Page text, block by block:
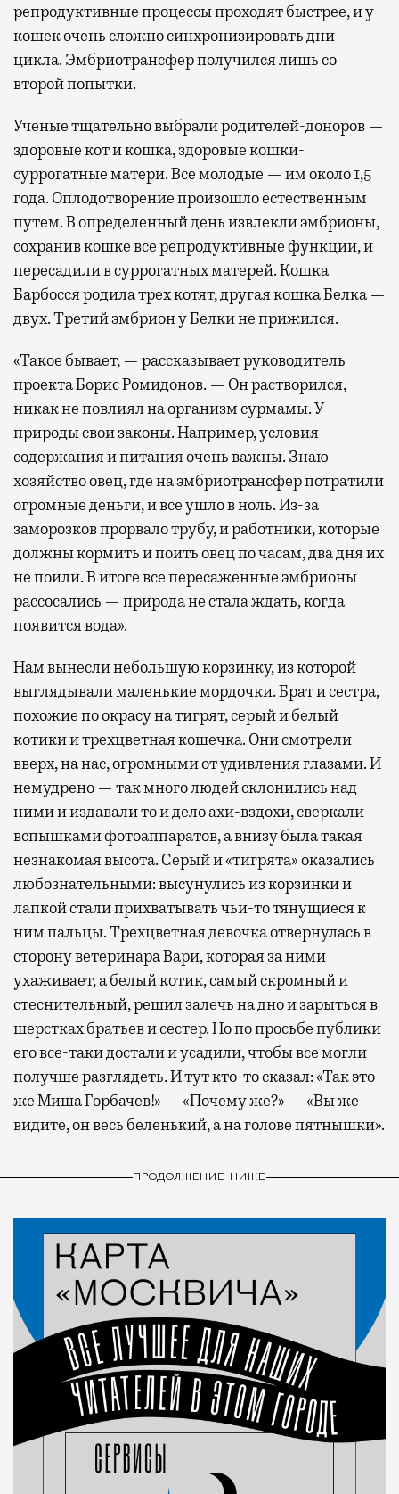
репродуктивные процессы проходят быстрее, и у
кошек очень сложно синхронизировать дни
цикла. Эмбриотрансфер получился лишь со
второй попытки.
Ученые тщательно выбрали родителей-доноров —
здоровые кот и кошка, здоровые кошки-
суррогатные матери. Все молодые — им около 1,5
года. Оплодотворение произошло естественным
путем. В определенный день извлекли эмбрионы,
сохранив кошке все репродуктивные функции, и
пересадили в суррогатных матерей. Кошка
Барбосся родила трех котят, другая кошка Белка —
двух. Третий эмбрион у Белки не прижился.
«Такое бывает, — рассказывает руководитель
проекта Борис Ромидонов. — Он растворился,
никак не повлиял на организм сурмамы. У
природы свои законы. Например, условия
содержания и питания очень важны. Знаю
хозяйство овец, где на эмбриотрансфер потратили
огромные деньги, и все ушло в ноль. Из-за
заморозков прорвало трубу, и работники, которые
должны кормить и поить овец по часам, два дня их
не поили. В итоге все пересаженные эмбрионы
рассосались — природа не стала ждать, когда
появится вода».
Нам вынесли небольшую корзинку, из которой
выглядывали маленькие мордочки. Брат и сестра,
похожие по окрасу на тигрят, серый и белый
котики и трехцветная кошечка. Они смотрели
вверх, на нас, огромными от удивления глазами. И
немудрено — так много людей склонились над
ними и издавали то и дело ахи-вздохи, сверкали
вспышками фотоаппаратов, а внизу была такая
незнакомая высота. Серый и «тигрята» оказались
любознательными: высунулись из корзинки и
лапкой стали прихватывать чьи-то тянущиеся к
ним пальцы. Трехцветная девочка отвернулась в
сторону ветеринара Вари, которая за ними
ухаживает, а белый котик, самый скромный и
стеснительный, решил залечь на дно и зарыться в
шерстках братьев и сестер. Но по просьбе публики
его все-таки достали и усадили, чтобы все могли
получше разглядеть. И тут кто-то сказал: «Так это
же Миша Горбачев!» — «Почему же?» — «Вы же
видите, он весь беленький, а на голове пятнышки».
ПРОДОЛЖЕНИЕ НИЖЕ